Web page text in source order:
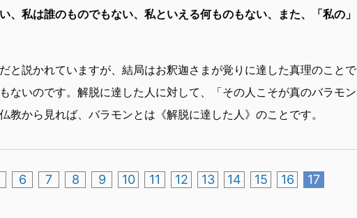
、私は誰のものでもない、私といえる何ものもない、また、「私の」
と説かれていますが、結局はお釈迦さまが覚りに達した真理のことで
ないのです。解脱に達した人に対して、「その人こそが真のバラモン
教から見れば、バラモンとは《解脱に達した人》のことです。
6 7 8 9 10 11 12 13 14 15 16 17